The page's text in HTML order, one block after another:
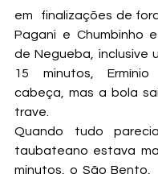
em  finalizações de
Pagani e Chumbinho
de Negueba, inclusive
15 minutos,
cabeça, mas a bola
trave.
Quando tudo
taubateano estava
minutos, o São Bento,